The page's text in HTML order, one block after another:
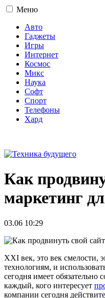
Меню
Авто
Гаджеты
Игры
Интернет
Космос
Микс
Наука
Софт
Спорт
Телефоны
Хард
Как
маркетинг
03.06 10:29
XXI век, это век смелости,
технологиям, и
сегодня имеет
каждый, кого интересует
компании сегодня